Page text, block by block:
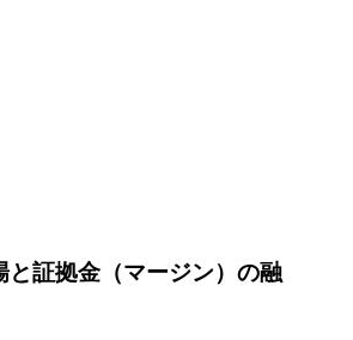
と証拠金（マージン）の融